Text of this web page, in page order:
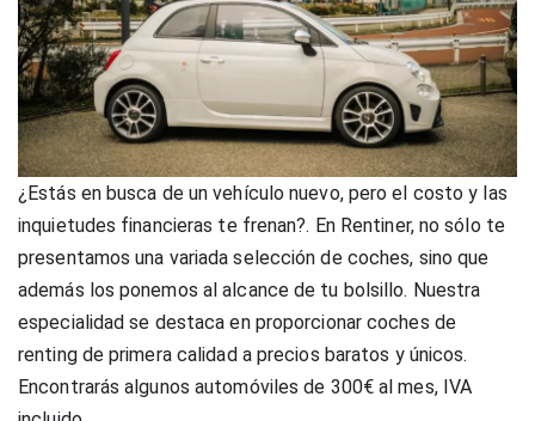
¿Estás en busca de un vehículo nuevo, pero el costo y las
inquietudes financieras te frenan?. En Rentiner, no sólo te
presentamos una variada selección de coches, sino que
además los ponemos al alcance de tu bolsillo. Nuestra
especialidad se destaca en proporcionar coches de
renting de primera calidad a precios baratos y únicos.
Encontrarás algunos automóviles de 300€ al mes, IVA